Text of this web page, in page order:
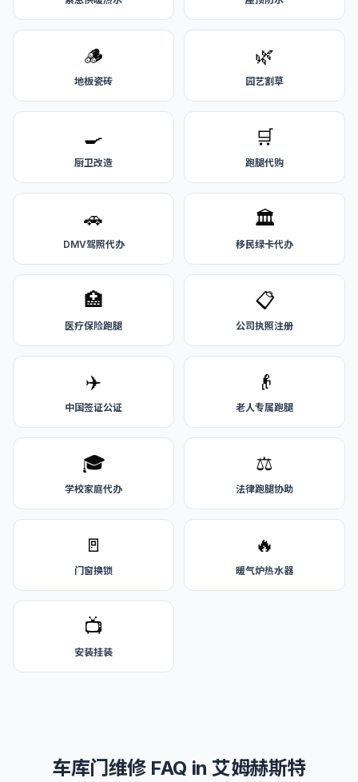
🪵
地板瓷砖
🌿
园艺割草
🍳
厨卫改造
🛒
跑腿代购
🚗
DMV驾照代办
🏛️
移民绿卡代办
🏥
医疗保险跑腿
📋
公司执照注册
✈️
中国签证公证
👴
老人专属跑腿
🎓
学校家庭代办
⚖️
法律跑腿协助
🚪
门窗换锁
🔥
暖气炉热水器
📺
安装挂装
车库门维修 FAQ in 艾姆赫斯特